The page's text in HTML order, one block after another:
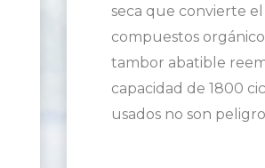
seca que convierte
compuestos
tambor abatible
capacidad de 1800
usados no son